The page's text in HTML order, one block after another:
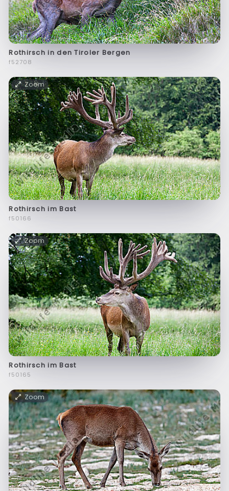
Rothirsch in den Tiroler Bergen
f52708
Zoom
Rothirsch im Bast
f50166
Zoom
Rothirsch im Bast
f50165
Zoom